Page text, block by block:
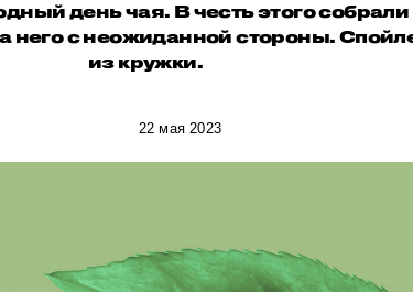
день чая. В честь этого собрали
него с неожиданной стороны.
из кружки.
22 мая 2023